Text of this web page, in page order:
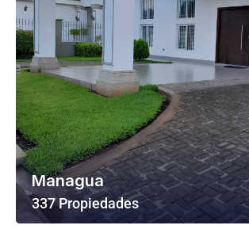
Managua
337 Propiedades